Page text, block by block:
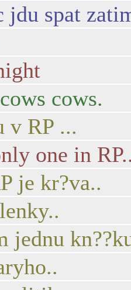
jdu spat
cows.
v RP ...
one in
je kr?va..
jednu